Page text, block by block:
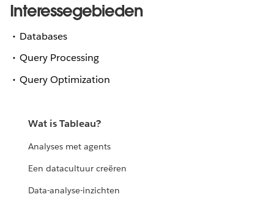
Interessegebieden
Databases
Query Processing
Query Optimization
Wat is Tableau?
Analyses met agents
Een datacultuur creëren
Data-analyse-inzichten